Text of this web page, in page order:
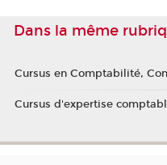
Dans la même
Cursus en Comptabilité,
Cursus d'expertise